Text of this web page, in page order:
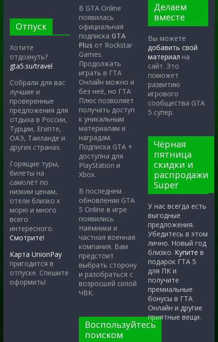
Отпуск
Хотите
отдохнуть?
gta5.su/travel
Собрали для вас
лучшие и
проверенные
предложения для
отдыха в России,
Турции, Египте,
ОАЭ, Таиланде и
других странах.
Горящие туры,
билеты на
самолёт по
низким ценам,
отели близко к
морю и много
всего
интересного.
Смотрите!
Карта UnionPay
пригодится в
отпуске. Спешите
оформить!
В GTA Online
появилась
официальная
подписка GTA
Plus от Rockstar
Games.
Продолжать
играть в ГТА
Онлайн можно и
без неё, но ГТА
Плюс позволяет
получать доступ
к уникальным
материалам и
наградам.
Подписка GTA +
доступна для
PlayStation и
Xbox.
В последнем
обновлении GTA
5 Online в игре
появились
Наёмники и
частная военная
компания. Вам
предстоит
выбрать сторону
и разобраться с
возросшей силой
ЧВК.
Воспользуйтесь
поиском
Делаем
вместе
Вы можете
добавить свой
материал на
сайт. Это
поможет
развитию
игрового
сообщества GTA
5 супер.
Чёрная
пятница
скидки и
распродажи
Super
У нас всегда есть
выгодные
предложения.
Убедитесь в этом
лично. Новый год
близко. Купите в
подарок ГТА 5
для ПК и
получите
премиальные
бонусы в ГТА
Онлайн и другие
приятные вещи.